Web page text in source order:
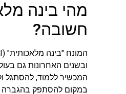
מהי בינה
חשובה?
ובשנים האחרונות גם
המכשיר ללמוד, להסתגל